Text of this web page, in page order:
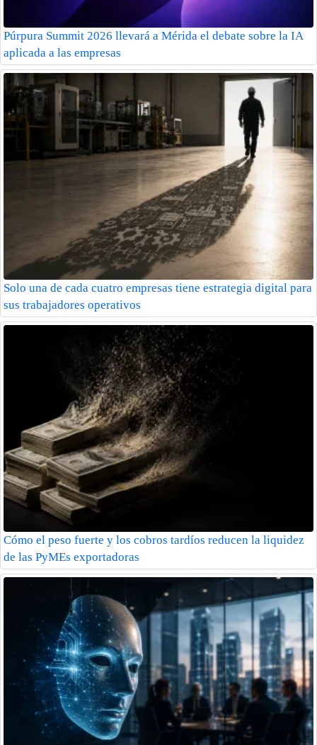
Púrpura Summit 2026 llevará a Mérida el debate sobre la IA
aplicada a las empresas
Solo una de cada cuatro empresas tiene estrategia digital para
sus trabajadores operativos
Cómo el peso fuerte y los cobros tardíos reducen la liquidez
de las PyMEs exportadoras